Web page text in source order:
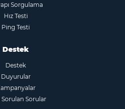
Sorgulama
Hız Testi
Ping Testi
Destek
Destek
Duyurular
Sorulan Sorular